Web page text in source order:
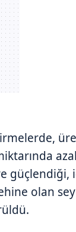
güçlendiği,
olan